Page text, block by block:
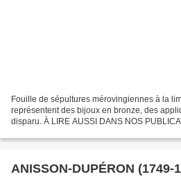
Fouille de sépultures mérovingiennes à la
représentent des bijoux en bronze, des
disparu. À LIRE AUSSI DANS NOS
ANISSON-DUPÉRON (1749-